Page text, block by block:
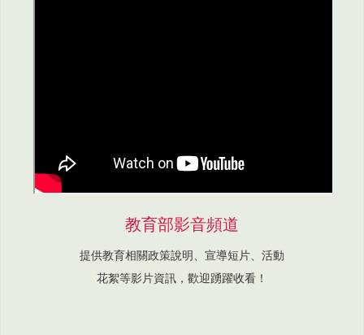
教育部影音頻道
提供教育相關政策說明、宣導短片、活動
花絮等影片資訊，歡迎踴躍收看！